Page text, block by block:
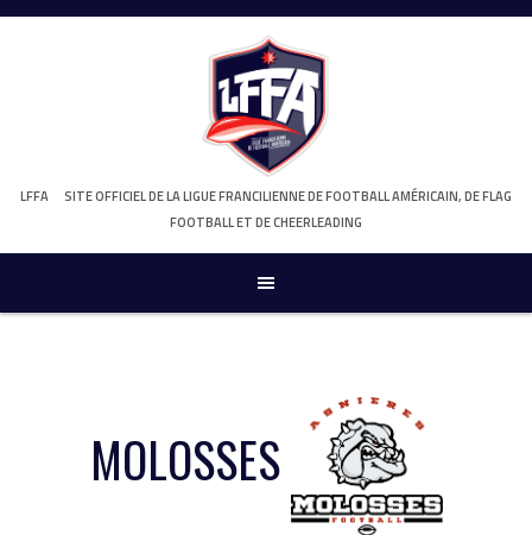
Skip
LFFA
SITE OFFICIEL DE LA LIGUE FRANCILIENNE DE FOOTBALL AMÉRICAIN, DE FLAG
FOOTBALL ET DE CHEERLEADING
MOLOSSES